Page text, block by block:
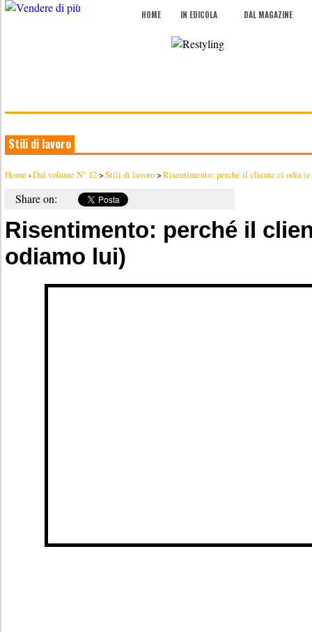
HOME IN EDICOLA DAL MAGAZINE
Stili di lavoro
Home ›Dal volume N° 12>Stili di lavoro>Risentimento: perché il cliente ci odia
Share on:
Risentimento: perché il
odiamo lui)